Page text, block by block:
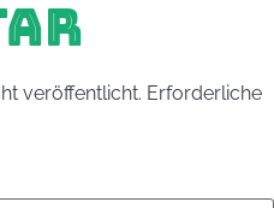
veröffentlicht. Erforderliche